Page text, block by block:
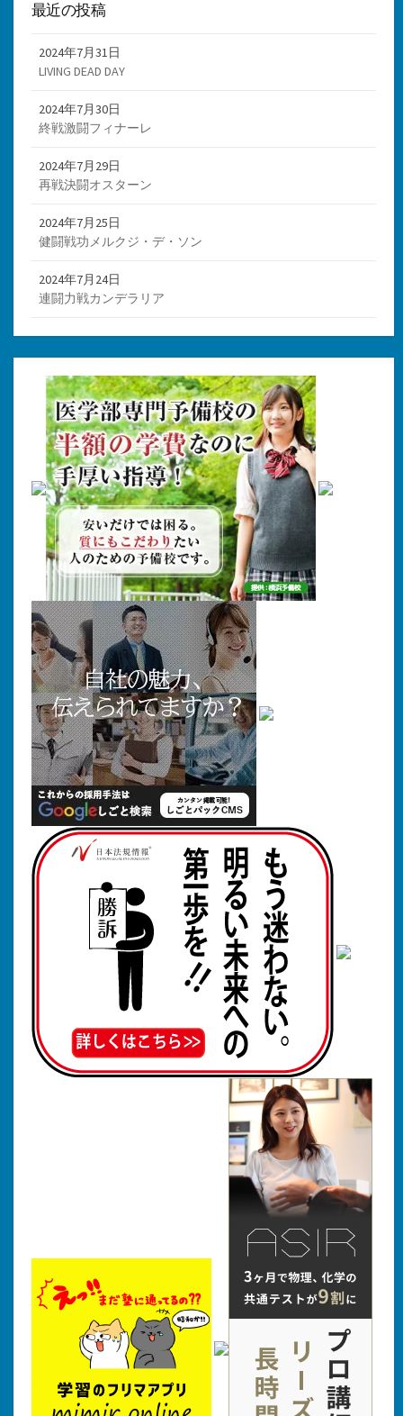
最近の投稿
2024年7月31日
LIVING DEAD DAY
2024年7月30日
終戦激闘フィナーレ
2024年7月29日
再戦決闘オスターン
2024年7月25日
健闘戦功メルクジ・デ・ソン
2024年7月24日
連闘力戦カンデラリア